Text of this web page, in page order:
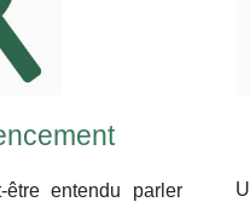
entendu parler